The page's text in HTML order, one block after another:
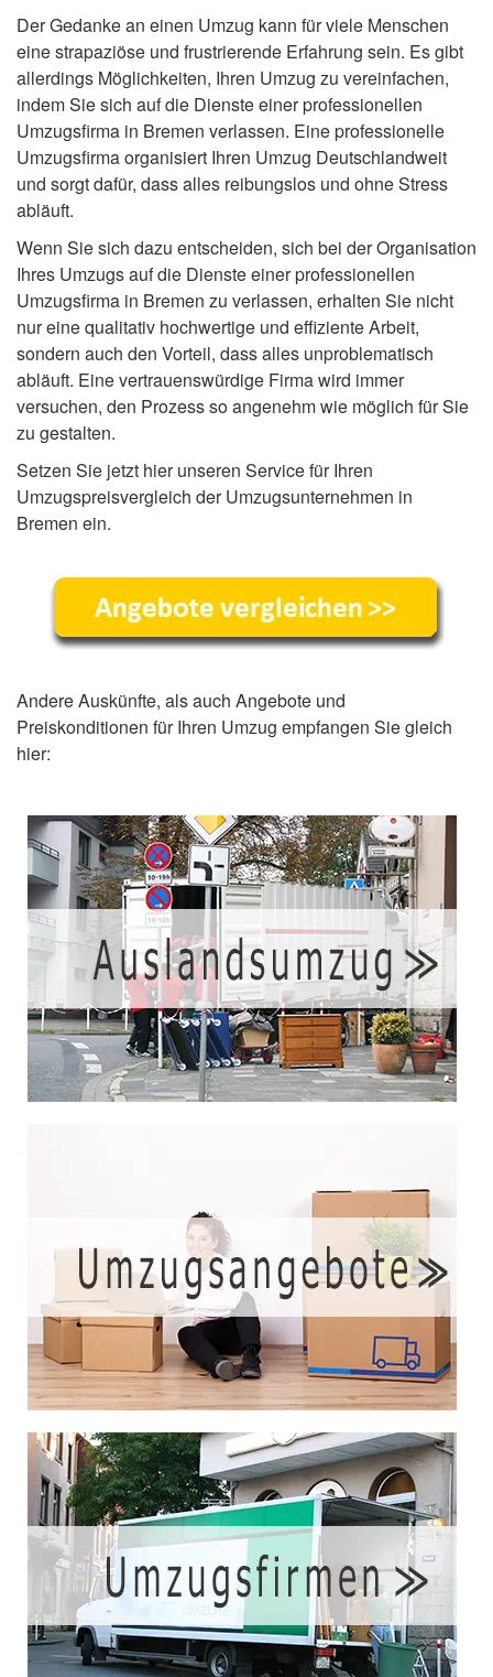
Der Gedanke an einen Umzug kann für viele Menschen
eine strapaziöse und frustrierende Erfahrung sein. Es gibt
allerdings Möglichkeiten, Ihren Umzug zu vereinfachen,
indem Sie sich auf die Dienste einer professionellen
Umzugsfirma in Bremen verlassen. Eine professionelle
Umzugsfirma organisiert Ihren Umzug Deutschlandweit
und sorgt dafür, dass alles reibungslos und ohne Stress
abläuft.
Wenn Sie sich dazu entscheiden, sich bei der Organisation
Ihres Umzugs auf die Dienste einer professionellen
Umzugsfirma in Bremen zu verlassen, erhalten Sie nicht
nur eine qualitativ hochwertige und effiziente Arbeit,
sondern auch den Vorteil, dass alles unproblematisch
abläuft. Eine vertrauenswürdige Firma wird immer
versuchen, den Prozess so angenehm wie möglich für Sie
zu gestalten.
Setzen Sie jetzt hier unseren Service für Ihren
Umzugspreisvergleich der Umzugsunternehmen in
Bremen ein.
Andere Auskünfte, als auch Angebote und
Preiskonditionen für Ihren Umzug empfangen Sie gleich
hier: